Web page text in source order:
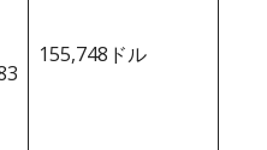
155,748ドル